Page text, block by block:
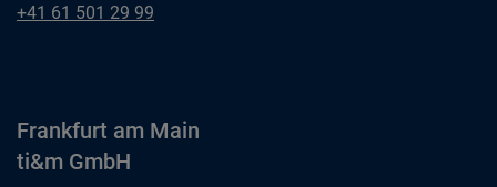
ti&m AG
Basel
+41 61 501 29 99
Frankfurt am Main
ti&m GmbH